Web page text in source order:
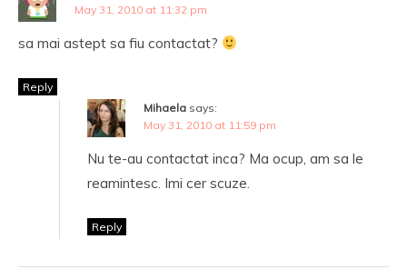
May 31, 2010 at 11:32 pm
sa mai astept sa fiu contactat?
Reply
Mihaela says:
May 31, 2010 at 11:59 pm
Nu te-au contactat inca? Ma ocup, am sa le
reamintesc. Imi cer scuze.
Reply